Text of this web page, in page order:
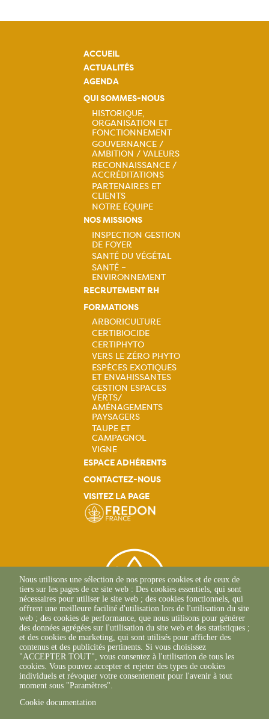
ACCUEIL
ACTUALITÉS
AGENDA
QUI SOMMES-NOUS
Navigation
principale
HISTORIQUE,
ORGANISATION ET
FONCTIONNEMENT
GOUVERNANCE /
AMBITION / VALEURS
RECONNAISSANCE /
ACCRÉDITATIONS
PARTENAIRES ET
CLIENTS
NOTRE ÉQUIPE
NOS MISSIONS
Navigation
principale
INSPECTION GESTION
DE FOYER
SANTÉ DU VÉGÉTAL
SANTÉ –
ENVIRONNEMENT
RECRUTEMENT RH
FORMATIONS
Navigation
principale
ARBORICULTURE
CERTIBIOCIDE
CERTIPHYTO
VERS LE ZÉRO PHYTO
ESPÈCES EXOTIQUES
ET ENVAHISSANTES
GESTION ESPACES
VERTS/
AMÉNAGEMENTS
PAYSAGERS
TAUPE ET
CAMPAGNOL
VIGNE
ESPACE ADHÉRENTS
CONTACTEZ-NOUS
VISITEZ LA PAGE
2 Allée Du Lazio
69800 SAINT-PRIEST
+33(0)4 37 43 40 70
Nous utilisons une sélection de nos propres cookies et de ceux de
tiers sur les pages de ce site web : Des cookies essentiels, qui sont
nécessaires pour utiliser le site web ; des cookies fonctionnels, qui
offrent une meilleure facilité d'utilisation lors de l'utilisation du site
web ; des cookies de performance, que nous utilisons pour générer
des données agrégées sur l'utilisation du site web et des statistiques ;
et des cookies de marketing, qui sont utilisés pour afficher des
contenus et des publicités pertinents. Si vous choisissez
"ACCEPTER TOUT", vous consentez à l'utilisation de tous les
cookies. Vous pouvez accepter et rejeter des types de cookies
individuels et révoquer votre consentement pour l'avenir à tout
moment sous "Paramètres".
Cookie documentation